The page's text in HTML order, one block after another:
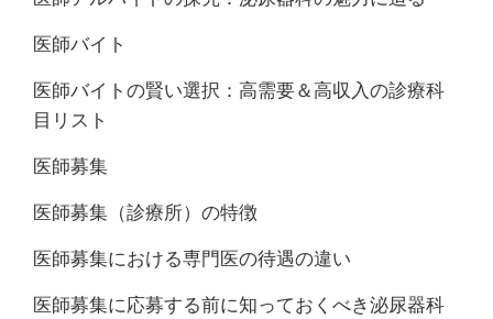
医師バイト
医師バイトの賢い選択：高需要＆高収入の診療科
目リスト
医師募集
医師募集（診療所）の特徴
医師募集における専門医の待遇の違い
医師募集に応募する前に知っておくべき泌尿器科